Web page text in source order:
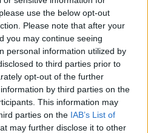
use the below opt-out
Please note that after your
you may continue seeing
personal information utilized by
to third parties prior to
opt-out of the further
by third parties on the
This information may
parties on the IAB’s List of
may further disclose it to other